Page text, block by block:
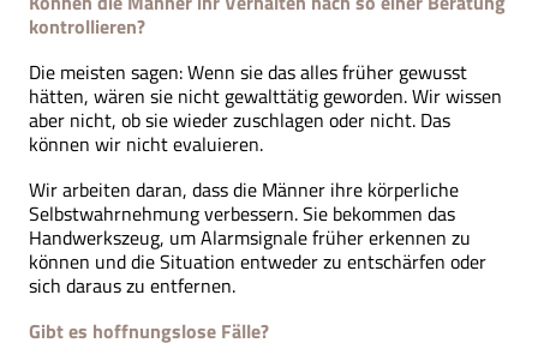
kontrollieren?
Die meisten sagen: Wenn sie das alles früher gewusst
hätten, wären sie nicht gewalttätig geworden. Wir wissen
aber nicht, ob sie wieder zuschlagen oder nicht. Das
können wir nicht evaluieren.
Wir arbeiten daran, dass die Männer ihre körperliche
Selbstwahrnehmung verbessern. Sie bekommen das
Handwerkszeug, um Alarmsignale früher erkennen zu
können und die Situation entweder zu entschärfen oder
sich daraus zu entfernen.
Gibt es hoffnungslose Fälle?